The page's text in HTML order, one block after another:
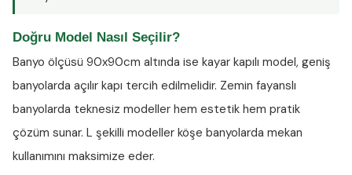
Doğru Model Nasıl Seçilir?
Banyo ölçüsü 90x90cm altında ise kayar kapılı model, geniş
banyolarda açılır kapı tercih edilmelidir. Zemin fayanslı
banyolarda teknesiz modeller hem estetik hem pratik
çözüm sunar. L şekilli modeller köşe banyolarda mekan
kullanımını maksimize eder.